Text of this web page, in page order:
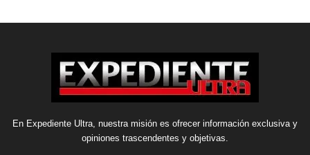
En Expediente Ultra, nuestra misión es ofrecer información exclusiva y
opiniones trascendentes y objetivas.